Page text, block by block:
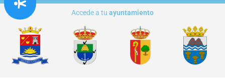
Accede a tu ayuntamiento